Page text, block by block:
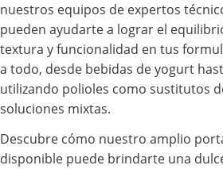
nuestros equipos de expertos
pueden ayudarte a lograr el
textura y funcionalidad en tus
a todo, desde bebidas de yogurt
utilizando polioles como sustitutos
soluciones mixtas.
Descubre cómo nuestro amplio
disponible puede brindarte una